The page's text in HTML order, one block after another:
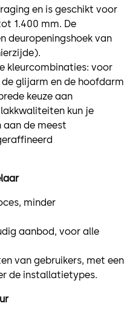
en is geschikt voor
1.400 mm. De
deuropeningshoek van
kleurcombinaties: voor
glijarm en de hoofdarm
keuze aan
kun je
aan de meest
minder
aanbod, voor alle
van gebruikers, met een
de installatietypes.